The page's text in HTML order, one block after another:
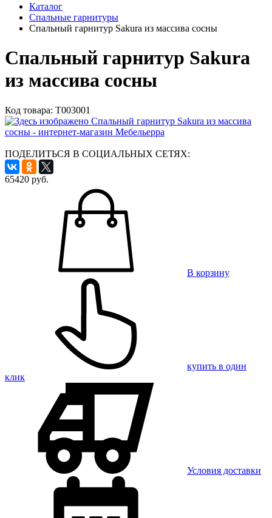
Каталог
Спальные гарнитуры
Спальный гарнитур Sakura из массива сосны
Спальный гарнитур Sakura
из массива сосны
Код товара: Т003001
ПОДЕЛИТЬСЯ В СОЦИАЛЬНЫХ СЕТЯХ:
65420 руб.
В корзину
купить в один
клик
Условия доставки